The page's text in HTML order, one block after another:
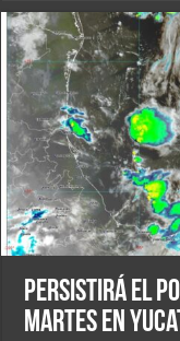
Persistirá el
martes en